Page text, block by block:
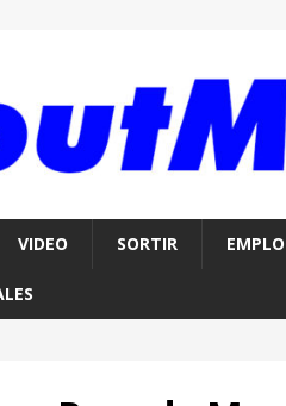
VIDEO SORTIR